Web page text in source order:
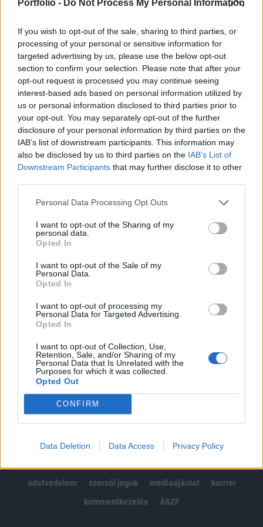
Portfolio - Do Not Process My Personal Information
If you wish to opt-out of the sale, sharing to third parties, or
processing of your personal or sensitive information for
targeted advertising by us, please use the below opt-out
section to confirm your selection. Please note that after your
opt-out request is processed you may continue seeing
interest-based ads based on personal information utilized by
us or personal information disclosed to third parties prior to
your opt-out. You may separately opt-out of the further
disclosure of your personal information by third parties on the
IAB’s list of downstream participants. This information may
also be disclosed by us to third parties on the IAB’s List of
Downstream Participants that may further disclose it to other
Personal Data Processing Opt Outs
I want to opt-out of the Sharing of my
personal data.
Opted In
I want to opt-out of the Sale of my
Personal Data.
Opted In
I want to opt-out of processing my
Personal Data for Targeted Advertising.
Opted In
I want to opt-out of Collection, Use,
Retention, Sale, and/or Sharing of my
Personal Data that Is Unrelated with the
Purposes for which it was collected.
Opted Out
CONFIRM
Data Deletion Data Access Privacy Policy
Varga Mihály elmondta: a 2016 költségvetés
módosításával már elhatároltak 1,5 milliárd forintot arra,
hogy a kormány támogatást tudjon adni ezen eszközök
beszerzéséhez. A tárca azt tervezi, hogy az automaták
regisztrációjából befolyt mintegy 900 millió forintot szintén
állami támogatásra használja fel, vagyis a gépek online
rendszerbe való bekötéséhez összességében...
KEDVES OLVASÓNK!
A keresett cikk a portfolio.hu hírarchívumához
tartozik, melynek olvasása előfizetéses
Az előfizetés a következőket tartalmazza:
Kötéslisták: BÉT elmúlt 2 év napon belüli
kötéslistái
Előfizetés
MÁR ELŐFIZETŐNK VAGY?BEJELENTKEZÉS
© 2026 Portfolio
adatvédelem
szerzői jogok médiaajánlat
karrier
kommentkezelés
ÁSZF